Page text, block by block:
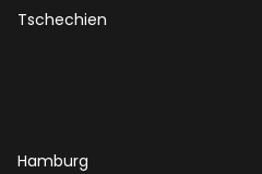
Tschechien
Hamburg